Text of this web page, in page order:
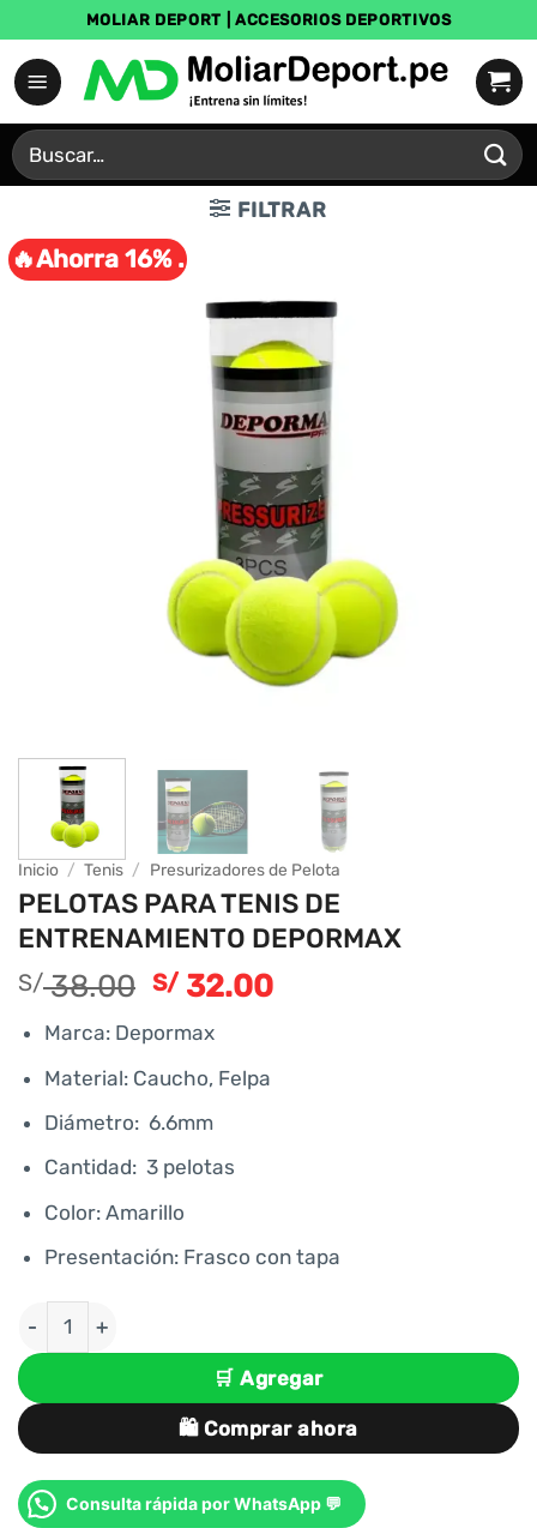
al
contenido
MOLIAR DEPORT | ACCESORIOS DEPORTIVOS
Buscar
por:
FILTRAR
🔥Ahorra 16% .
Inicio / Tenis / Presurizadores de Pelota
PELOTAS PARA TENIS DE
ENTRENAMIENTO DEPORMAX
S/38.00 El
original
era:
S/32.00El
Marca: Depormax
Material: Caucho, Felpa
Diámetro: 6.6mm
Cantidad: 3 pelotas
Color: Amarillo
Presentación: Frasco con tapa
PELOTAS PARA TENIS DE ENTRENAMIENTO
🛒 Agregar
🛍️ Comprar ahora
Consulta rápida por WhatsApp 💬